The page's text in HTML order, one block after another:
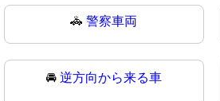
🚓警察車両
🚘逆方向から来る車